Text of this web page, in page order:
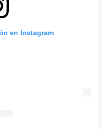
en Instagram